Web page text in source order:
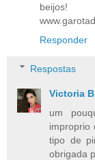
beijos!
Responder
Respostas
Victoria
um
improprio
tipo de
obrigada